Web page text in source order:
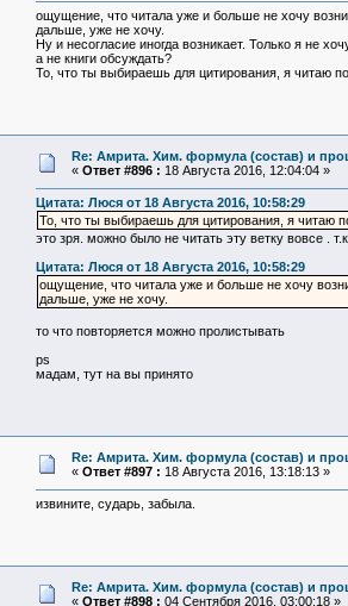
ощущение, что читала уже и больше не хочу
дальше, уже не хочу.
Ну и несогласие иногда возникает. Только я не
а не книги обсуждать?
То, что ты выбираешь для цитирования, я читаю
Re: Амрита. Хим. формула (состав) и
« Ответ #896 : 18 Августа 2016, 12:04:04 »
Цитата: Люся от 18 Августа 2016, 10:58:29
То, что ты выбираешь для цитирования, я читаю
это зря. можно было не читать эту ветку вовсе .
Цитата: Люся от 18 Августа 2016, 10:58:29
ощущение, что читала уже и больше не хочу
дальше, уже не хочу.
то что повторяется можно пролистывать
ps
мадам, тут на вы принято
Re: Амрита. Хим. формула (состав) и
« Ответ #897 : 18 Августа 2016, 13:18:13 »
извините, сударь, забыла.
Re: Амрита. Хим. формула (состав) и
« Ответ #898 : 04 Сентября 2016, 03:00:18 »